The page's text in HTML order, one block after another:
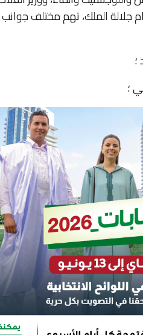
جلالة الملك، تهم مختلف
؛